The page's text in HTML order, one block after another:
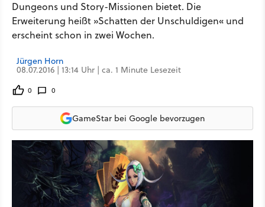
Dungeons und Story-Missionen bietet. Die
Erweiterung heißt »Schatten der Unschuldigen« und
erscheint schon in zwei Wochen.
Jürgen Horn
08.07.2016 | 13:14 Uhr | ca. 1 Minute Lesezeit
0 0
GameStar bei Google bevorzugen